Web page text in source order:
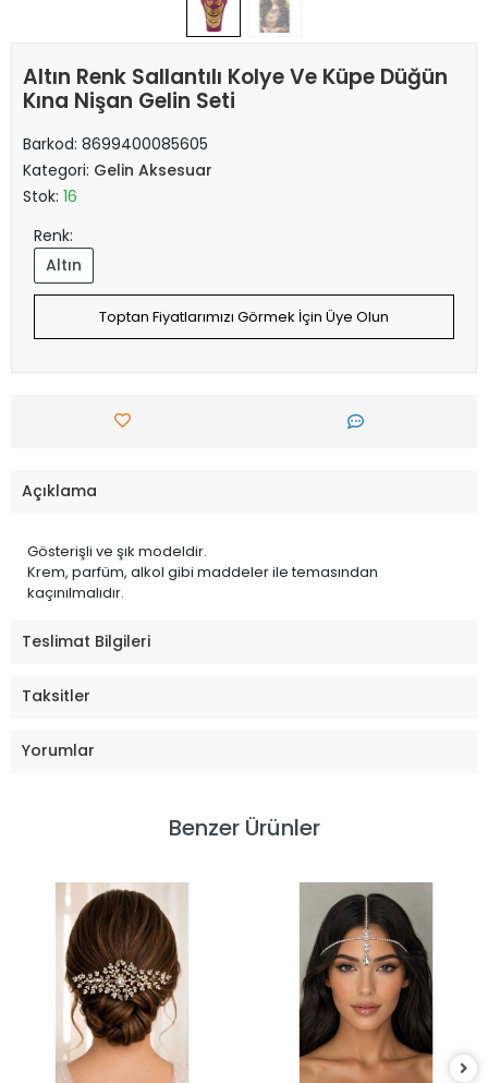
Altın Renk Sallantılı Kolye Ve Küpe Düğün
Kına Nişan Gelin Seti
Barkod: 8699400085605
Kategori: Gelin Aksesuar
Stok: 16
Renk:
Altın
Toptan Fiyatlarımızı Görmek İçin Üye Olun
Açıklama
Gösterişli ve şık modeldir.
Krem, parfüm, alkol gibi maddeler ile temasından
kaçınılmalıdır.
Teslimat Bilgileri
Taksitler
Yorumlar
Benzer Ürünler